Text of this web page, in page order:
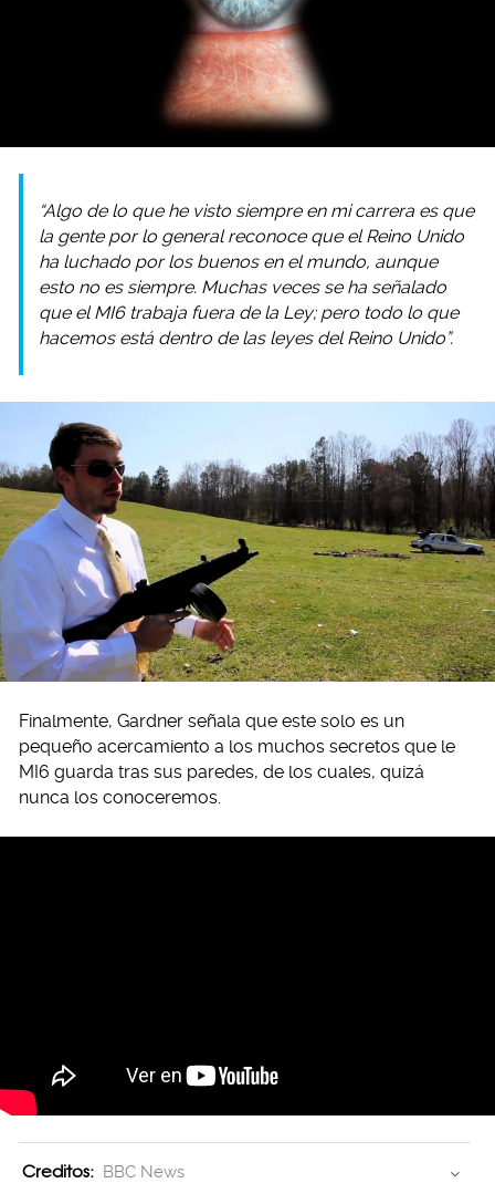
“Algo de lo que he visto siempre en mi carrera es que
la gente por lo general reconoce que el Reino Unido
ha luchado por los buenos en el mundo, aunque
esto no es siempre. Muchas veces se ha señalado
que el MI6 trabaja fuera de la Ley; pero todo lo que
hacemos está dentro de las leyes del Reino Unido”.
Finalmente, Gardner señala que este solo es un
pequeño acercamiento a los muchos secretos que le
MI6 guarda tras sus paredes, de los cuales, quizá
nunca los conoceremos.
Creditos: BBC News